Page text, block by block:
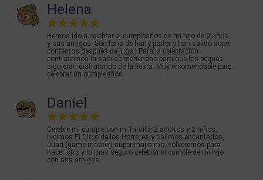
Helena
Hemos ido a celebrar el cumpleaños de mi hijo de 9 años
y sus amigos. Son fans de harry potter y han salido super
contentos después de jugar. Para la celebración
contratamos la sala de meriendas para que los peques
siguieran disfrutando de la fiesta. Muy recomendable para
celebrar un cumpleaños.
Daniel
Celebre mi cumple con mi familia 2 adultos y 2 niños,
hicimos El Circo de los Horrores y salimos encantados,
Juan (game master) super majisimo, volveremos para
hacer otro y lo mas seguro celebrar el cumple de mi hijo
con sus amigos.